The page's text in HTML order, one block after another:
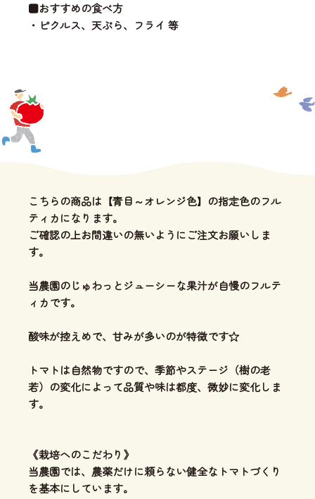
■おすすめの食べ方
・ピクルス、天ぷら、フライ 等
こちらの商品は【青目～オレンジ色】の指定色のフル
ティカになります。
ご確認の上お間違いの無いようにご注文お願いしま
す。
当農園のじゅわっとジューシーな果汁が自慢のフルテ
ィカです。
酸味が控えめで、甘みが多いのが特徴です☆
トマトは自然物ですので、季節やステージ（樹の老
若）の変化によって品質や味は都度、微妙に変化しま
す。
《栽培へのこだわり》
当農園では、農薬だけに頼らない健全なトマトづくり
を基本にしています。